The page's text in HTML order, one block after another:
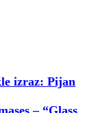
izraz: Pijan
– “Glass